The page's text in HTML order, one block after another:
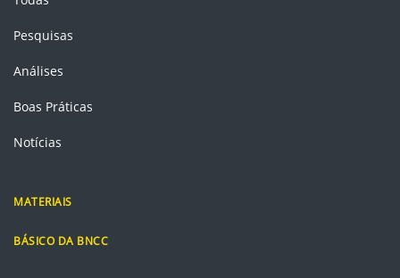
Pesquisas
Análises
Boas Práticas
Notícias
MATERIAIS
BÁSICO DA BNCC